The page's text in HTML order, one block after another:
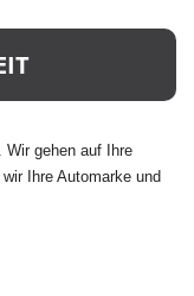
Wir gehen auf Ihre
Ihre Automarke und